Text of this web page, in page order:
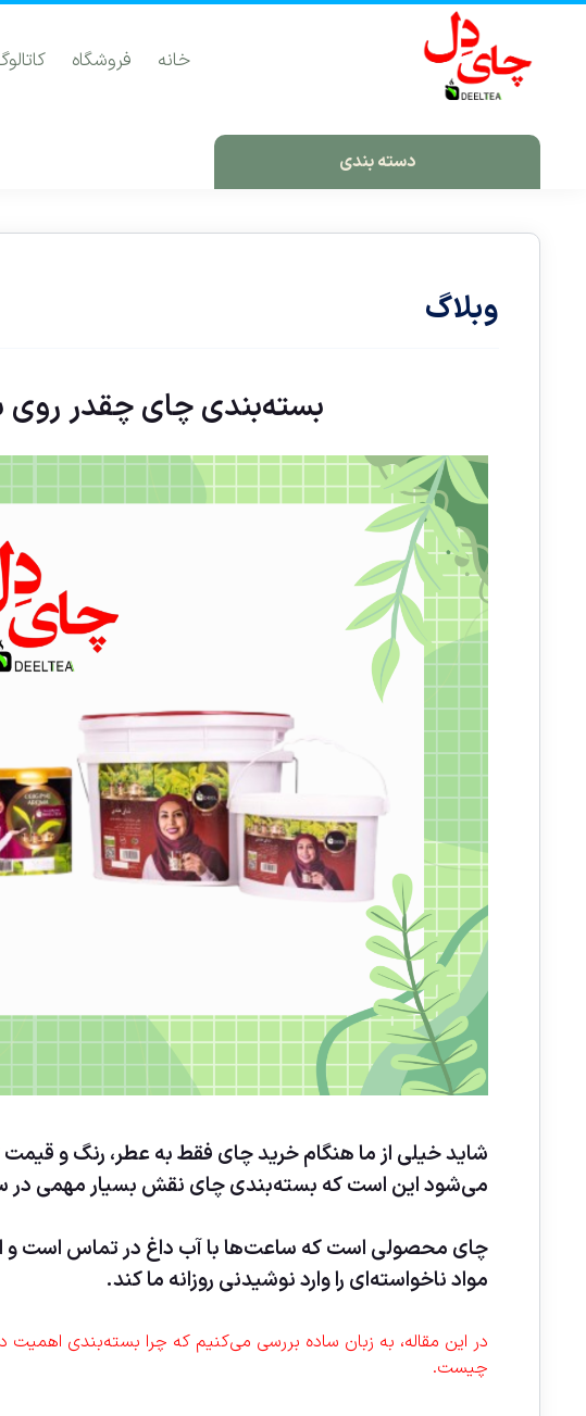
خانه فروشگاه
دسته بندی
وبلاگ
بسته‌بندی چای چقدر روی
شاید خیلی از ما هنگام خرید چای فقط به عطر، رنگ و
می‌شود این است که بسته‌بندی چای نقش بسیار مهمی در
چای محصولی است که ساعت‌ها با آب داغ در تماس است و
مواد ناخواسته‌ای را وارد نوشیدنی روزانه ما کند.
در این مقاله، به زبان ساده بررسی می‌کنیم که چرا بسته‌بندی اهمیت
چیست.